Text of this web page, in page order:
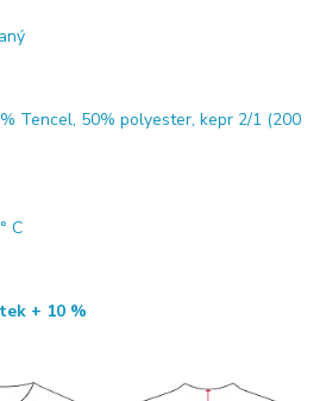
Tencel, 50% polyester, kepr 2/1 (200
C
+ 10 %